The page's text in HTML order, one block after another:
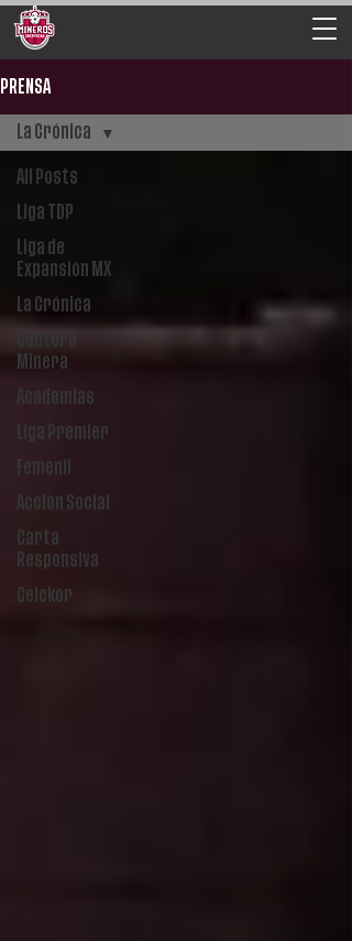
PRENSA
All Posts
Liga TDP
Liga de
Expansión MX
La Crónica
Minera
Academias
Liga Premier
Femenil
Acción Social
Carta
Responsiva
Ceickor
La Crónica